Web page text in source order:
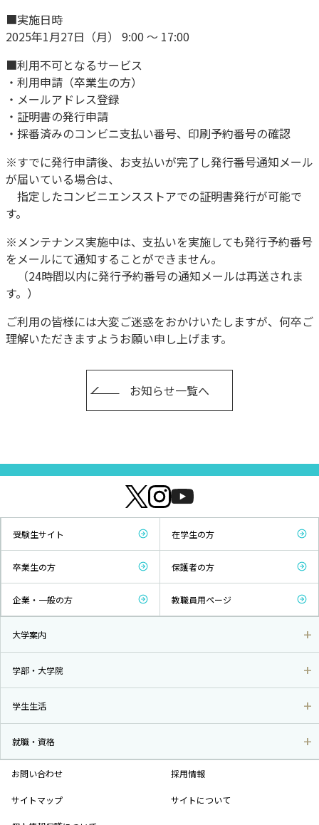
■実施日時
2025年1月27日（月） 9:00 ～ 17:00
■利用不可となるサービス
・利用申請（卒業生の方）
・メールアドレス登録
・証明書の発行申請
・採番済みのコンビニ支払い番号、印刷予約番号の確認
※すでに発行申請後、 お支払いが完了し発行番号通知メール
が届いている場合は、
指定したコンビニエンスストアでの証明書発行が可能で
す。
※メンテナンス実施中は、 支払いを実施しても発行予約番号
をメールにて通知することができ ません。
（24時間以内に発行予約番号の通知メールは再送されま
す。）
ご利用の皆様には大変ご迷惑をおかけいたしますが、 何卒ご
理解いただきますようお願い申し上げます。
お知らせ一覧へ
受験生サイト 在学生の方
卒業生の方 保護者の方
企業・一般の方 教職員用ページ
大学案内
学部・大学院
学生生活
就職・資格
お問い合わせ 採用情報
サイトマップ サイトについて